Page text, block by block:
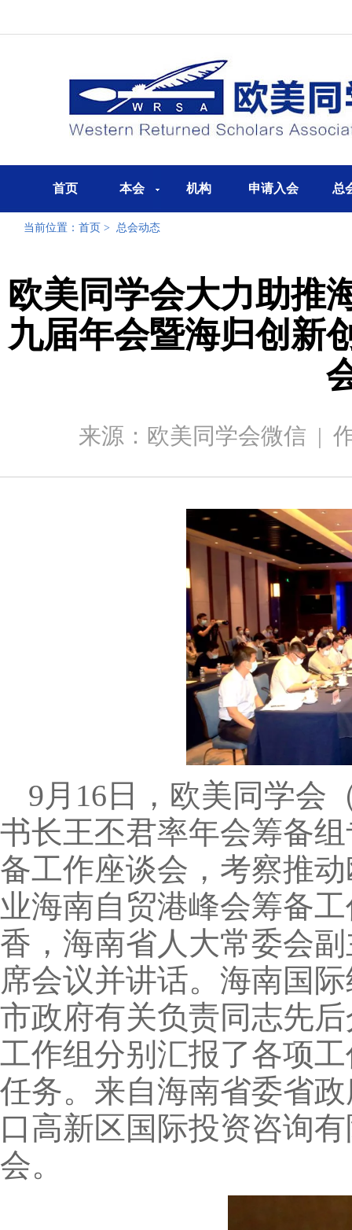
首页 本会 机构 申请入会 总
当前位置： 首页 > 总会动态
欧美同学会大力助
九届年会暨海归创新
来源：欧美同学会微信 |
9月16日，欧美同学会
书长王丕君率年会筹备
备工作座谈会，考察推
业海南自贸港峰会筹备
香，海南省人大常委会
席会议并讲话。海南国
市政府有关负责同志先
工作组分别汇报了各项
任务。来自海南省委省
口高新区国际投资咨询
会。